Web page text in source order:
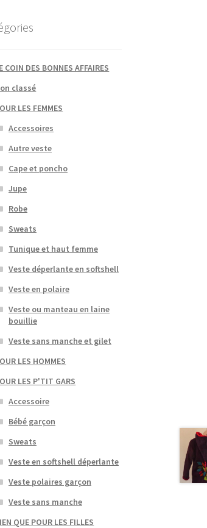
COIN DES BONNES AFFAIRES
classé
LES FEMMES
Accessoires
Autre veste
Cape et poncho
Jupe
Robe
Sweats
Tunique et haut femme
Veste déperlante en softshell
Veste en polaire
Veste ou manteau en laine
bouillie
Veste sans manche et gilet
LES HOMMES
LES P'TIT GARS
Accessoire
Bébé garçon
Sweats
Veste en softshell déperlante
Veste polaires garçon
Veste sans manche
QUE POUR LES FILLES